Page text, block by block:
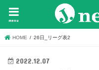
menu
HOME 26日_リーグ表2
2022.12.07